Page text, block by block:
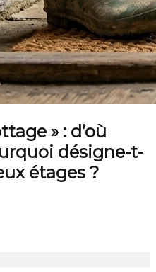
» : d’où
désigne-t-
étages ?